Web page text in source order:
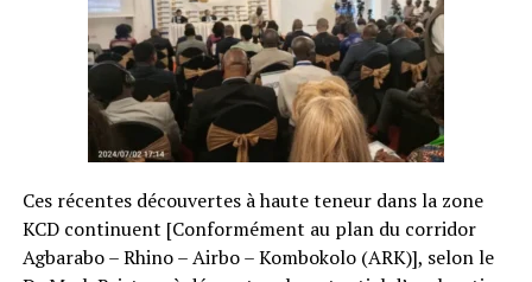
Ces récentes découvertes à haute teneur dans la zone
KCD continuent [Conformément au plan du corridor
Agbarabo – Rhino – Airbo – Kombokolo (ARK)], selon le